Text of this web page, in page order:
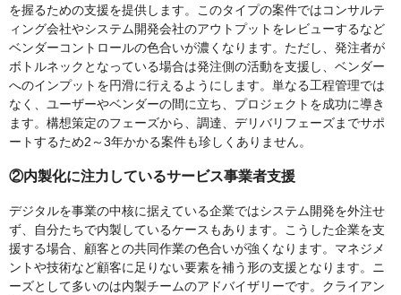
を握るための支援を提供します。このタイプの案件ではコンサルテ
ィング会社やシステム開発会社のアウトプットをレビューするなど
ベンダーコントロールの色合いが濃くなります。ただし、発注者が
ボトルネックとなっている場合は発注側の活動を支援し、ベンダー
へのインプットを円滑に行えるようにします。単なる工程管理では
なく、ユーザーやベンダーの間に立ち、プロジェクトを成功に導き
ます。構想策定のフェーズから、調達、デリバリフェーズまでサポ
ートするため2～3年かかる案件も珍しくありません。
②内製化に注力しているサービス事業者支援
デジタルを事業の中核に据えている企業ではシステム開発を外注せ
ず、自分たちで内製しているケースもあります。こうした企業を支
援する場合、顧客との共同作業の色合いが強くなります。マネジメ
ントや技術など顧客に足りない要素を補う形の支援となります。ニ
ーズとして多いのは内製チームのアドバイザリーです。クライアン